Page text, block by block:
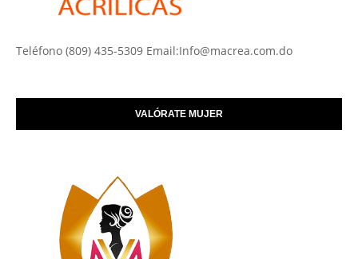
Teléfono (809) 435-5309 Email:Info@macrea.com.do
VALÓRATE MUJER